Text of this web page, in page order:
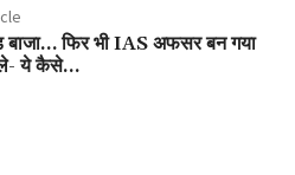
बाजा… फिर भी IAS अफसर बन गया
ये कैसे…